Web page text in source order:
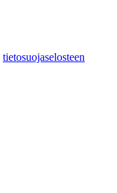
tietosuojaselosteen